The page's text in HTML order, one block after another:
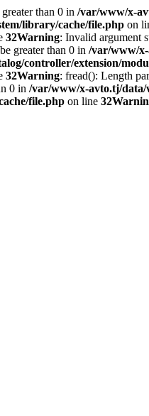
than 0 in /var/www/x-
library/cache/file.php on
32Warning: Invalid argument
greater than 0 in /var/www/
controller/extension/
32Warning: fread(): Length
0 in /var/www/x-avto.tj/
file.php on line 32